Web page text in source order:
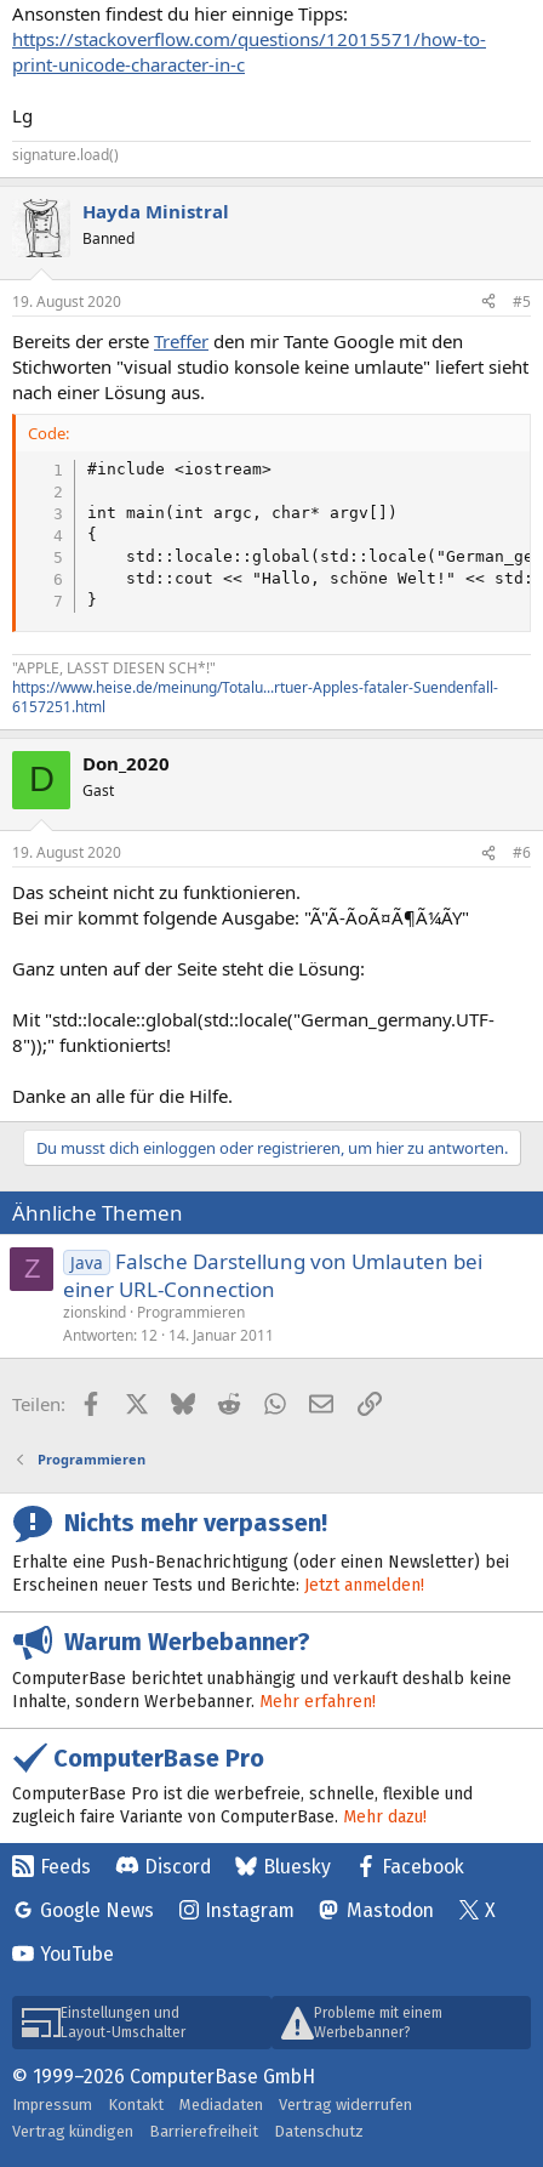
Ansonsten findest du hier einnige Tipps:
https://stackoverflow.com/questions/12015571/how-to-
print-unicode-character-in-c
Lg
signature.load()
Hayda Ministral
Banned
19. August 2020 #5
Bereits der erste Treffer den mir Tante Google mit den
Stichworten "visual studio konsole keine umlaute" liefert sieht
nach einer Lösung aus.
Code:
#include <iostream>
int main(int argc, char* argv[])
{
std::cout << "Hallo, schöne Welt!" <<
}
"APPLE, LASST DIESEN SCH*!"
https://www.heise.de/meinung/Totalu...rtuer-Apples-fataler-Suendenfall-
6157251.html
D Don_2020
Gast
19. August 2020 #6
Das scheint nicht zu funktionieren.
Bei mir kommt folgende Ausgabe: "Ã"Ã-ÃoÃ¤Ã¶Ã¼ÃY"
Ganz unten auf der Seite steht die Lösung:
Mit "std::locale::global(std::locale("German_germany.UTF-
8"));" funktionierts!
Danke an alle für die Hilfe.
Du musst dich einloggen oder registrieren, um hier zu antworten.
Ähnliche Themen
Z Java
Falsche Darstellung von Umlauten bei
einer URL-Connection
zionskind Programmieren
Antworten 12 14. Januar 2011
Teilen: FacebookX (Twitter)
BlueskyRedditWhatsApp
E-MailLink
Programmieren
Nichts mehr verpassen!
Erhalte eine Push-Benachrichtigung (oder einen Newsletter) bei
Erscheinen neuer Tests und Berichte: Jetzt anmelden!
Warum Werbebanner?
ComputerBase berichtet unabhängig und verkauft deshalb keine
Inhalte, sondern Werbebanner. Mehr erfahren!
ComputerBase Pro
ComputerBase Pro ist die werbefreie, schnelle, flexible und
zugleich faire Variante von ComputerBase. Mehr dazu!
Feeds Discord Bluesky
Facebook
Google News
Instagram Mastodon
X
YouTube
Einstellungen und
Layout-Umschalter
Probleme mit einem
Werbebanner?
© 1999–2026 ComputerBase GmbH
Impressum Kontakt Mediadaten
Vertrag widerrufen
Vertrag kündigen
Barrierefreiheit Datenschutz